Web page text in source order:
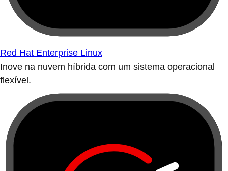
Red Hat Enterprise Linux
Inove na nuvem híbrida com um sistema operacional
flexível.